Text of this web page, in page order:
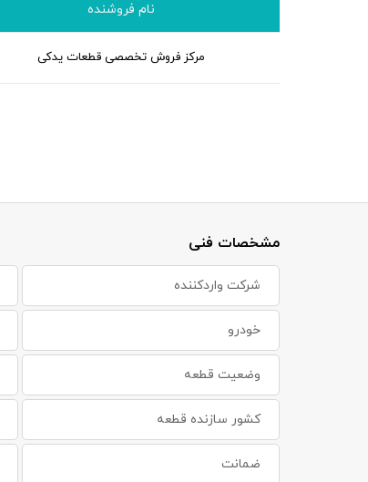
نام فروشنده
مرکز فروش تخصصی قطعات یدکی
مشخصات فنی
شرکت واردکننده
خودرو
وضعیت قطعه
کشور سازنده قطعه
ضمانت